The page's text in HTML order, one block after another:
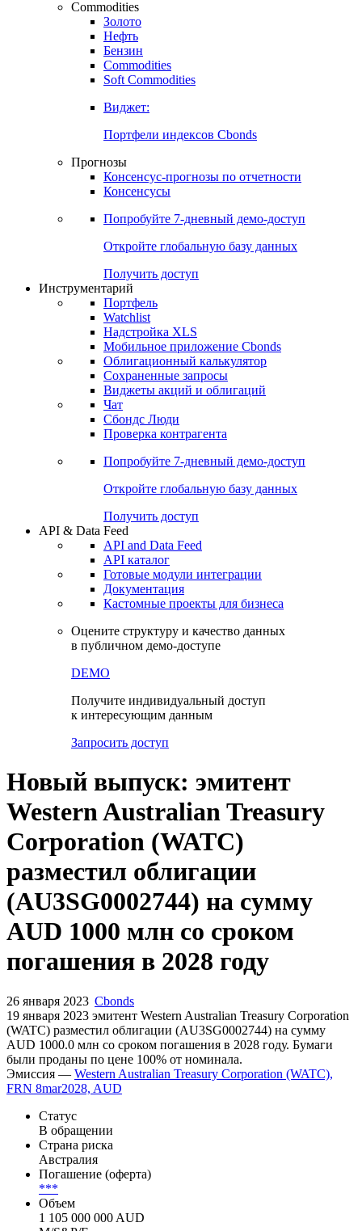
Commodities
Золото
Нефть
Бензин
Commodities
Soft Commodities
Виджет:
Портфели индексов Cbonds
Прогнозы
Консенсус-прогнозы по отчетности
Консенсусы
Попробуйте 7-дневный демо-доступ
Откройте глобальную базу данных
Получить доступ
Инструментарий
Портфель
Watchlist
Надстройка XLS
Мобильное приложение Cbonds
Облигационный калькулятор
Сохраненные запросы
Виджеты акций и облигаций
Чат
Сбондс Люди
Проверка контрагента
Попробуйте 7-дневный демо-доступ
Откройте глобальную базу данных
Получить доступ
API & Data Feed
API and Data Feed
API каталог
Готовые модули интеграции
Документация
Кастомные проекты для бизнеса
Оцените структуру и качество данных
в публичном демо-доступе
DEMO
Получите индивидуальный доступ
к интересующим данным
Запросить доступ
Новый выпуск: эмитент
Western Australian Treasury
Corporation (WATC)
разместил облигации
(AU3SG0002744) на сумму
AUD 1000 млн со сроком
погашения в 2028 году
26 января 2023 Cbonds
19 января 2023 эмитент Western Australian Treasury Corporation
(WATC) разместил облигации (AU3SG0002744) на сумму
AUD 1000.0 млн со сроком погашения в 2028 году. Бумаги
были проданы по цене 100% от номинала.
Эмиссия — Western Australian Treasury Corporation (WATC),
FRN 8mar2028, AUD
Статус
В обращении
Страна риска
Австралия
Погашение (оферта)
***
Объем
1 105 000 000 AUD